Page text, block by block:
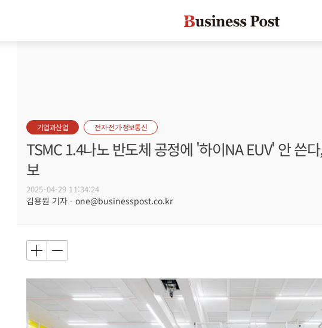
기업과산업 전자·전기·정보통신
TSMC 1.4나노 반도체 공정에 '하이NA EUV' 안 쓴
보
2025-04-29 11:34:24
김용원 기자 - one@businesspost.co.kr